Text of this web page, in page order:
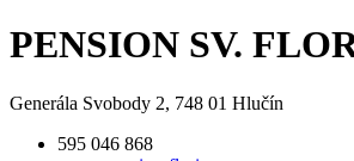
PENSION SV.
Generála Svobody 2, 748 01 Hlučín
595 046 868